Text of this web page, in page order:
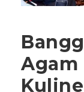
Agam